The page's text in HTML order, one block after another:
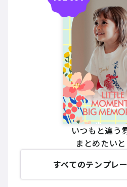
いつもと違う
まとめたいと
すべてのテンプレ